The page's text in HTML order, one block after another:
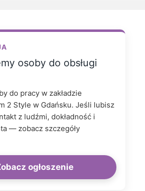
osoby do obsługi
do pracy w zakładzie
2 Style w Gdańsku. Jeśli lubisz
z ludźmi, dokładność i
— zobacz szczegóły
ogłoszenie